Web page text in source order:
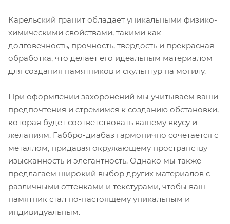
Карельский гранит обладает уникальными физико-
химическими свойствами, такими как
долговечность, прочность, твердость и прекрасная
обработка, что делает его идеальным материалом
для создания памятников и скульптур на могилу.
При оформлении захоронений мы учитываем ваши
предпочтения и стремимся к созданию обстановки,
которая будет соответствовать вашему вкусу и
желаниям. Габбро-диабаз гармонично сочетается с
металлом, придавая окружающему пространству
изысканность и элегантность. Однако мы также
предлагаем широкий выбор других материалов с
различными оттенками и текстурами, чтобы ваш
памятник стал по-настоящему уникальным и
индивидуальным.